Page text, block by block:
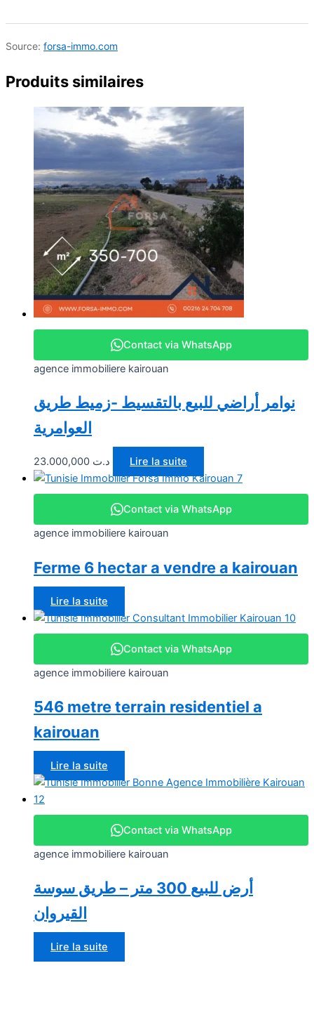
Source: forsa-immo.com
Produits similaires
Contact via WhatsApp
agence immobiliere kairouan
نوامر أراضي للبيع بالتقسيط -زميط طريق
العوامرية
د.ت Lire la suite
Contact via WhatsApp
agence immobiliere kairouan
Ferme 6 hectar a vendre a kairouan
Lire la suite
Contact via WhatsApp
agence immobiliere kairouan
546 metre terrain residentiel a
kairouan
Lire la suite
Contact via WhatsApp
agence immobiliere kairouan
أرض للبيع 300 متر – طريق سوسة
القيروان
Lire la suite